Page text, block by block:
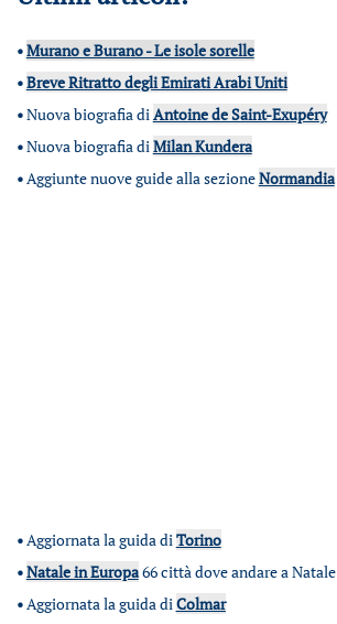
•Murano e Burano - Le isole sorelle
•Breve Ritratto degli Emirati Arabi Uniti
•Nuova biografia diAntoine de Saint-Exupéry
•Nuova biografia diMilan Kundera
•Aggiunte nuove guide alla sezioneNormandia
•Aggiornata la guida diTorino
•Natale in Europa66 città dove andare a Natale
•Aggiornata la guida diColmar